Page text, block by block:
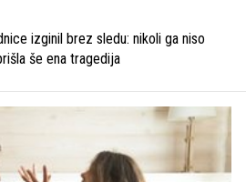
izginil brez sledu: nikoli ga niso
še ena tragedija